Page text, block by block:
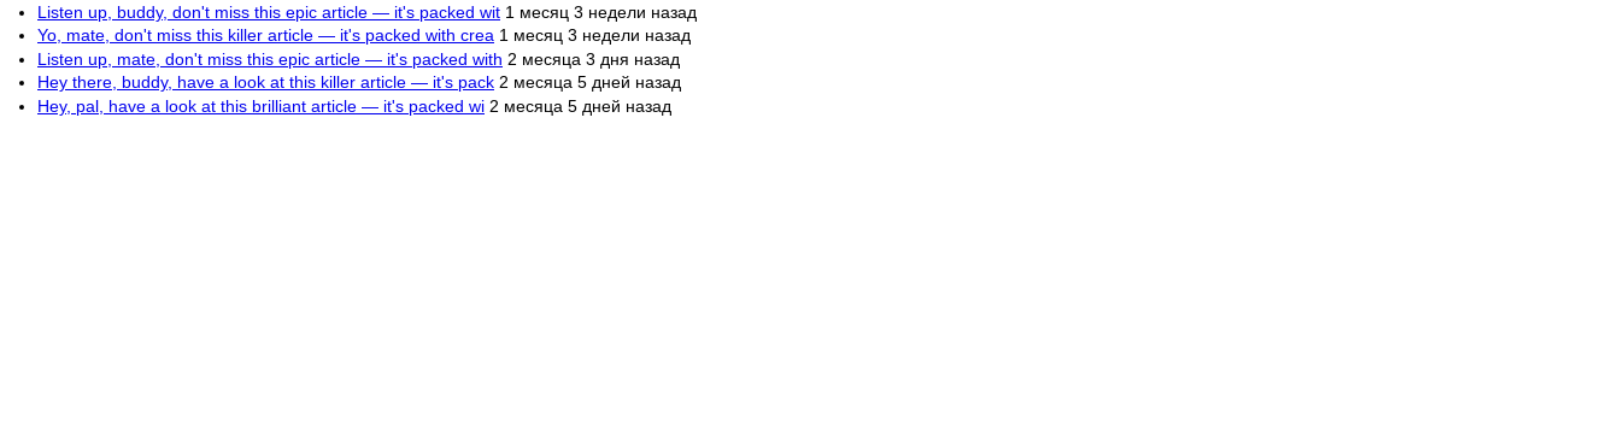
Listen up, buddy, don't miss this epic article — it's packed wit 1 месяц 3 недели назад
Yo, mate, don't miss this killer article — it's packed with crea 1 месяц 3 недели назад
Listen up, mate, don't miss this epic article — it's packed with 2 месяца 3 дня назад
Hey there, buddy, have a look at this killer article — it's pack 2 месяца 5 дней назад
Hey, pal, have a look at this brilliant article — it's packed wi 2 месяца 5 дней назад